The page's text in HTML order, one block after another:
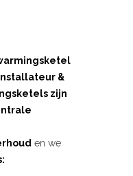
&
zijn
en we